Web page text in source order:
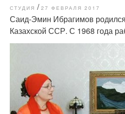
СТУДИЯ / 27 ФЕВРАЛЯ 2017
Саид-Эмин Ибрагимов
Казахской ССР. С 1968 года